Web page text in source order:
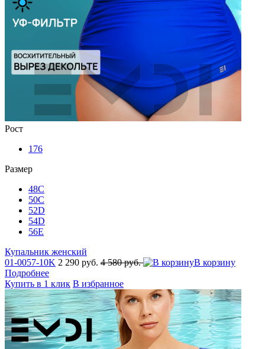
Рост
176
Размер
48C
50C
52D
54D
56E
Купальник женский
01-0057-10K 2 290 руб. 4 580 руб.
В корзину
Подробнее
Купить в 1 клик В избранное